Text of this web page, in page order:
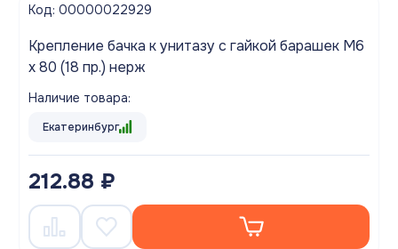
Код: 00000022929
Крепление бачка к унитазу с гайкой барашек М6
х 80 (18 пр.) нерж
Наличие товара:
Екатеринбург
212.88 ₽